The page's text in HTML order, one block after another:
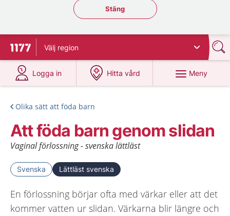
Stäng regionsväljaren
Stäng
Till startsidan för 1177
Välj region
Logga in
på 1177.se
Hitta vård
på 1177.se
Meny
Olika sätt att föda barn
Att föda barn genom slidan
Vaginal förlossning - svenska lättläst
Svenska Lättläst svenska
En förlossning börjar ofta med värkar eller att det
kommer vatten ur slidan. Värkarna blir längre och